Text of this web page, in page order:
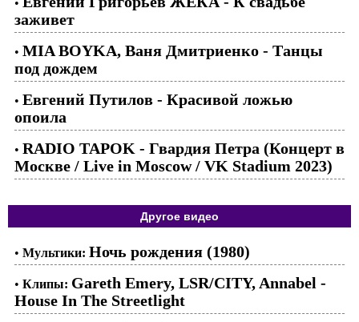
•
заживет
• MIA BOYKA, Ваня Дмитриенко - Танцы
под дождем
• Евгений Путилов - Красивой ложью
опоила
• RADIO TAPOK - Гвардия Петра (Концерт в
Москве / Live in Moscow / VK Stadium 2023)
Другое видео
• Мультики: Ночь рождения (1980)
• Клипы: Gareth Emery, LSR/CITY, Annabel -
House In The Streetlight